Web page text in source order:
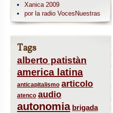
Xanica 2009
por la radio VocesNuestras
Tags
alberto patistàn
america latina
anticapitalismo articolo
atenco audio
autonomia brigada